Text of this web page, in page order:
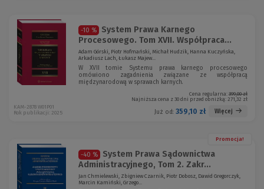
-10 %
System Prawa Karnego
Procesowego. Tom XVII. Współpraca...
Adam Górski, Piotr Hofmański, Michał Hudzik, Hanna Kuczyńska,
Arkadiusz Lach, Łukasz Majew...
W XVII tomie Systemu prawa karnego procesowego
omówiono zagadnienia związane ze współpracą
międzynarodową w sprawach karnych.
Cena regularna: 399,00 zł
Najniższa cena z 30 dni przed obniżką: 271,32 zł
Już od: 359,10 zł Więcej
KAM-2878 W01P01
Rok publikacji: 2025
Promocja!
-40 %
System Prawa Sądownictwa
Administracyjnego, Tom 2. Zakr...
Jan Chmielewski, Zbigniew Czarnik, Piotr Dobosz, Dawid Gregorczyk,
Marcin Kamiński, Grzego...